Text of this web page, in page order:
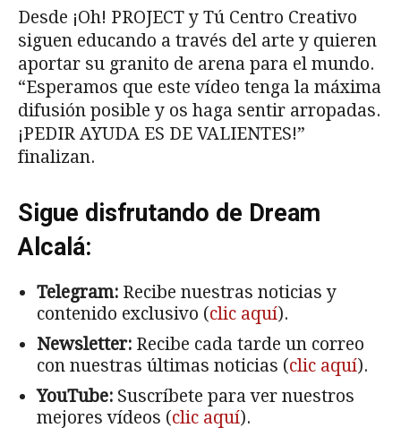
Desde ¡Oh! PROJECT y Tú Centro Creativo
siguen educando a través del arte y quieren
aportar su granito de arena para el mundo.
“Esperamos que este vídeo tenga la máxima
difusión posible y os haga sentir arropadas.
¡PEDIR AYUDA ES DE VALIENTES!”
finalizan.
Sigue disfrutando de Dream
Alcalá:
Telegram: Recibe nuestras noticias y
contenido exclusivo (clic aquí).
Newsletter: Recibe cada tarde un correo
con nuestras últimas noticias (clic aquí).
YouTube: Suscríbete para ver nuestros
mejores vídeos (clic aquí).